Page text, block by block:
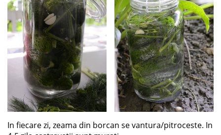
In fiecare zi, zeama din borcan se vantura/pitroceste. In